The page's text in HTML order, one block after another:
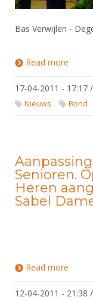
Bas Verwijlen -
Read more
17-04-2011 - 17:17 /
Nieuws Bond
Senioren.
Heren
Sabel
Read more
12-04-2011 - 21:38 /